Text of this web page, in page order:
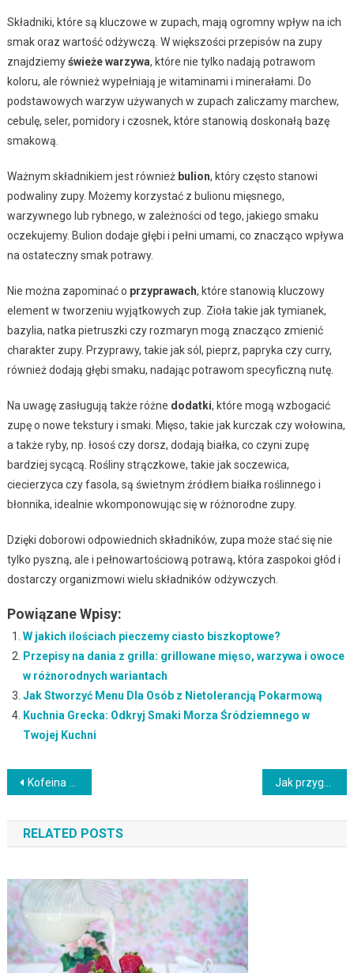
Składniki, które są kluczowe w zupach, mają ogromny wpływ na ich
smak oraz wartość odżywczą. W większości przepisów na zupy
znajdziemyświeże warzywa, które nie tylko nadają potrawom
koloru, ale również wypełniają je witaminami i minerałami. Do
podstawowych warzyw używanych w zupach zaliczamy marchew,
cebulę, seler, pomidory i czosnek, które stanowią doskonałą bazę
smakową.
Ważnym składnikiem jest również bulion, który często stanowi
podwaliny zupy. Możemy korzystać z bulionu mięsnego,
warzywnego lub rybnego, w zależności od tego, jakiego smaku
oczekujemy. Bulion dodaje głębi i pełni umami, co znacząco wpływa
na ostateczny smak potrawy.
Nie można zapominać o przyprawach, które stanowią kluczowy
element w tworzeniu wyjątkowych zup. Zioła takie jak tymianek,
bazylia, natka pietruszki czy rozmaryn mogą znacząco zmienić
charakter zupy. Przyprawy, takie jak sól, pieprz, papryka czy curry,
również dodają głębi smaku, nadając potrawom specyficzną nutę.
Na uwagę zasługują także różne dodatki, które mogą wzbogacić
zupę o nowe tekstury i smaki. Mięso, takie jak kurczak czy wołowina,
a także ryby, np. łosoś czy dorsz, dodają białka, co czyni zupę
bardziej sycącą. Rośliny strączkowe, takie jak soczewica,
ciecierzyca czy fasola, są świetnym źródłem białka roślinnego i
błonnika, idealnie wkomponowując się w różnorodne zupy.
Dzięki doborowi odpowiednich składników, zupa może stać się nie
tylko pyszną, ale i pełnowartościową potrawą, która zaspokoi głód i
dostarczy organizmowi wielu składników odżywczych.
Powiązane Wpisy:
W jakich ilościach pieczemy ciasto biszkoptowe?
Przepisy na dania z grilla: grillowane mięso, warzywa i owoce
w różnorodnych wariantach
Jak Stworzyć Menu Dla Osób z Nietolerancją Pokarmową
Kuchnia Grecka: Odkryj Smaki Morza Śródziemnego w
Twojej Kuchni
Nawigacja
wpisu
Kofeina w kawie i herbacie: jak wpływa na nasze ciało i umysł
RELATED POSTS